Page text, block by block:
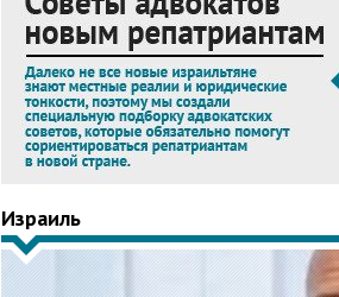
Израиль